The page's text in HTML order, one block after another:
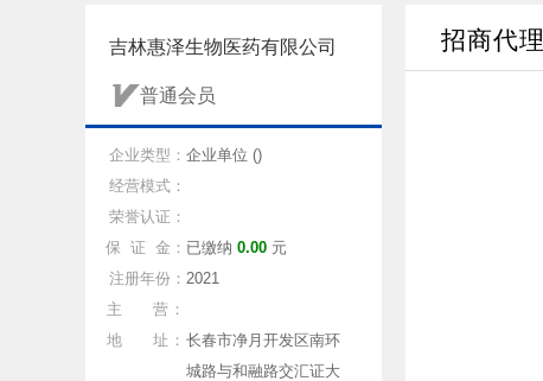
吉林惠泽生物医药有限公司
普通会员
企业类型： 企业单位 ()
经营模式：
荣誉认证：
保 证 金： 已缴纳 0.00 元
注册年份： 2021
主 营：
地 址： 长春市净月开发区南环
城路与和融路交汇证大
招商代理